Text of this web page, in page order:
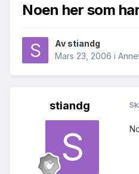
Noen her som
Av stiandg
Mars 23, 2006 i
stiandg